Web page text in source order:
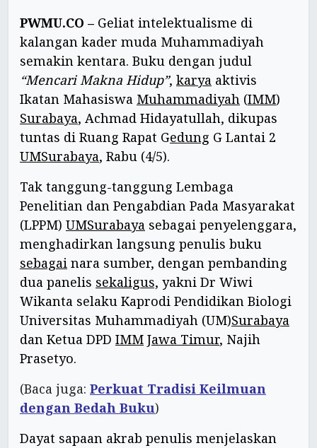
PWMU.CO – Geliat intelektualisme di
kalangan kader muda Muhammadiyah
semakin kentara. Buku dengan judul
“Mencari Makna Hidup”, karya aktivis
Ikatan Mahasiswa Muhammadiyah (IMM)
Surabaya, Achmad Hidayatullah, dikupas
tuntas di Ruang Rapat Gedung G Lantai 2
UMSurabaya, Rabu (4/5).
Tak tanggung-tanggung Lembaga
Penelitian dan Pengabdian Pada Masyarakat
(LPPM) UMSurabaya sebagai penyelenggara,
menghadirkan langsung penulis buku
sebagai nara sumber, dengan pembanding
dua panelis sekaligus, yakni Dr Wiwi
Wikanta selaku Kaprodi Pendidikan Biologi
Universitas Muhammadiyah (UM)Surabaya
dan Ketua DPD IMM Jawa Timur, Najih
Prasetyo.
(Baca juga: Perkuat Tradisi Keilmuan
dengan Bedah Buku)
Dayat sapaan akrab penulis menjelaskan